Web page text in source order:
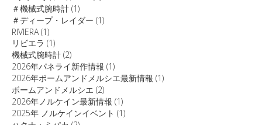
＃機械式腕時計 (1)
＃ディープ・レイダー (1)
RIVIERA(1)
リビエラ (1)
機械式腕時計 (2)
2026年パネライ新作情報 (1)
2026年ボームアンドメルシエ最新情報 (1)
ボームアンドメルシエ (2)
2026年ノルケイン最新情報 (1)
2025年 ノルケインイベント (1)